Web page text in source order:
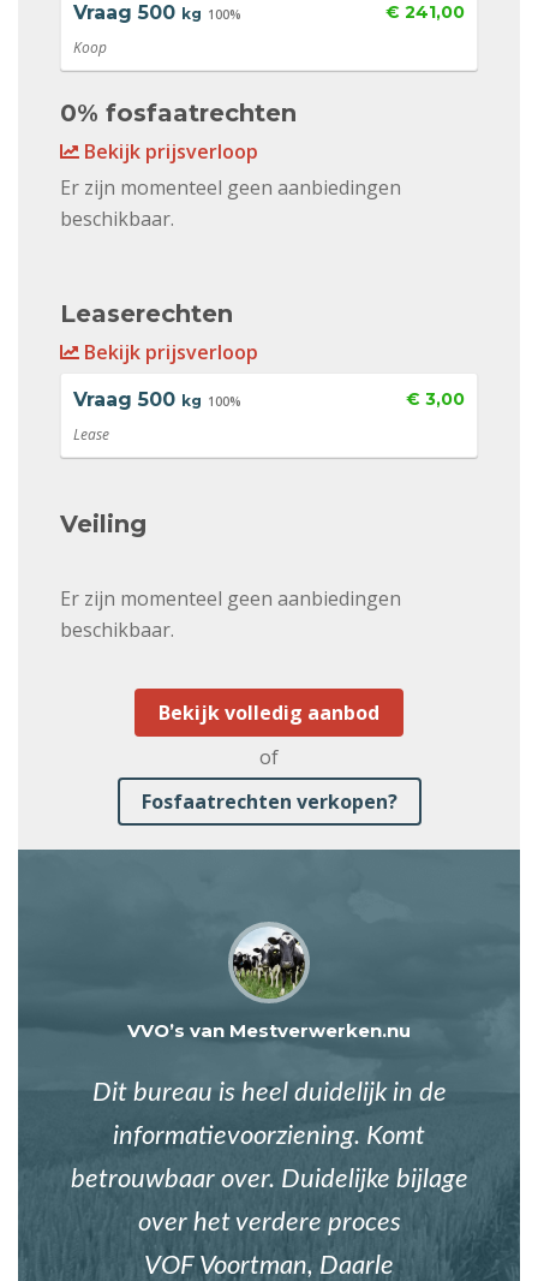
Vraag 500 kg 100% € 241,00
Koop
0% fosfaatrechten
Bekijk prijsverloop
Er zijn momenteel geen aanbiedingen
beschikbaar.
Leaserechten
Bekijk prijsverloop
Vraag 500 kg 100% € 3,00
Lease
Veiling
Er zijn momenteel geen aanbiedingen
beschikbaar.
Bekijk volledig aanbod
of
Fosfaatrechten verkopen?
VVO’s van Mestverwerken.nu
Dit bureau is heel duidelijk in de
informatievoorziening. Komt
betrouwbaar over. Duidelijke bijlage
over het verdere proces
VOF Voortman, Daarle